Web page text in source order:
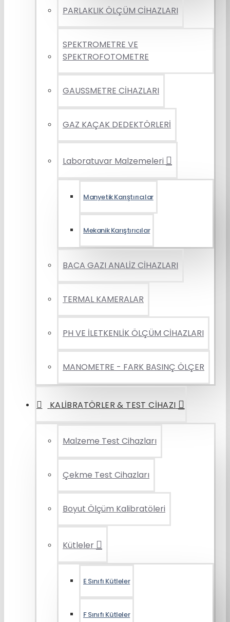
PARLAKLIK ÖLÇÜM CİHAZLARI
SPEKTROMETRE VE
SPEKTROFOTOMETRE
GAUSSMETRE CİHAZLARI
GAZ KAÇAK DEDEKTÖRLERİ
Laboratuvar Malzemeleri
Manyetik Karıştırıcılar
Mekanik Karıştırıcılar
BACA GAZI ANALİZ CİHAZLARI
TERMAL KAMERALAR
PH VE İLETKENLİK ÖLÇÜM CİHAZLARI
MANOMETRE - FARK BASINÇ ÖLÇER
KALIBRATÖRLER & TEST CIHAZI
Malzeme Test Cihazları
Çekme Test Cihazları
Boyut Ölçüm Kalibratöleri
Kütleler
E Sınıfı Kütleler
F Sınıfı Kütleler